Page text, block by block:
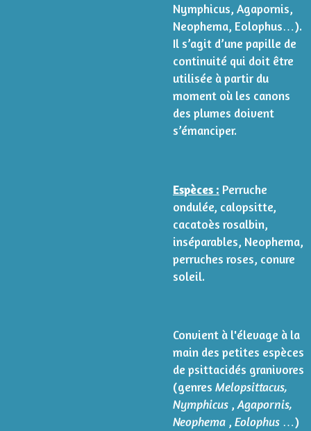
Nymphicus, Agapornis,
Neophema, Eolophus…).
Il s’agit d’une papille de
continuité qui doit être
utilisée à partir du
moment où les canons
des plumes doivent
s’émanciper.
Espèces : Perruche
ondulée, calopsitte,
cacatoès rosalbin,
inséparables, Neophema,
perruches roses, conure
soleil.
Convient à l'élevage à la
main des petites espèces
de psittacidés granivores
(genres Melopsittacus,
Nymphicus ,Agapornis,
Neophema , Eolophus …)